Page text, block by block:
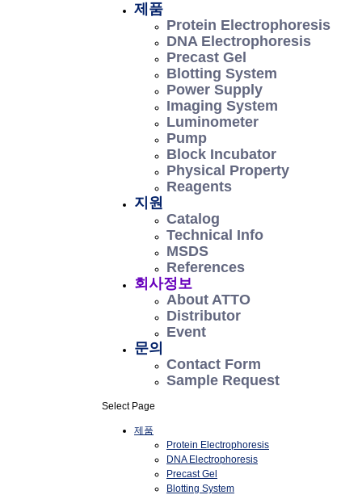
제품
Protein Electrophoresis
DNA Electrophoresis
Precast Gel
Blotting System
Power Supply
Imaging System
Luminometer
Pump
Block Incubator
Physical Property
Reagents
지원
Catalog
Technical Info
MSDS
References
회사정보
About ATTO
Distributor
Event
문의
Contact Form
Sample Request
Select Page
제품
Protein Electrophoresis
DNA Electrophoresis
Precast Gel
Blotting System